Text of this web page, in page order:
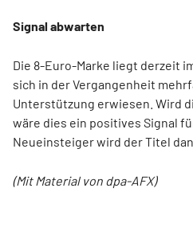
Signal abwarten
Die 8-Euro-Marke liegt derzeit
sich in der Vergangenheit
Unterstützung erwiesen. Wird
wäre dies ein positives Signal
Neueinsteiger wird der Titel
(Mit Material von dpa-AFX)